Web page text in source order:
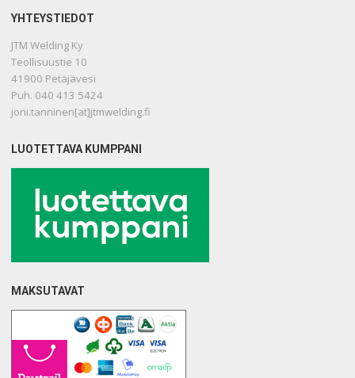
YHTEYSTIEDOT
JTM Welding Ky
Teollisuustie 10
41900 Petäjävesi
Puh. 040 413 5424
joni.tanninen[at]jtmwelding.fi
LUOTETTAVA KUMPPANI
MAKSUTAVAT